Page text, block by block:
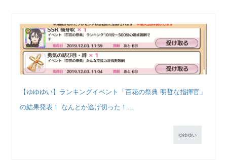
【ゆゆゆい】ランキングイベント「百花の祭典 明哲な指揮官」
の結果発表！ なんとか逃げ切った！...
ゆゆゆい